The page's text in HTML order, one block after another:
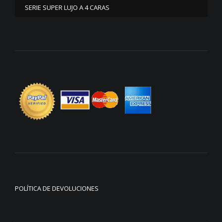
SERIE SUPER LUJO A 4 CARAS
POLÍTICA DE DEVOLUCIONES